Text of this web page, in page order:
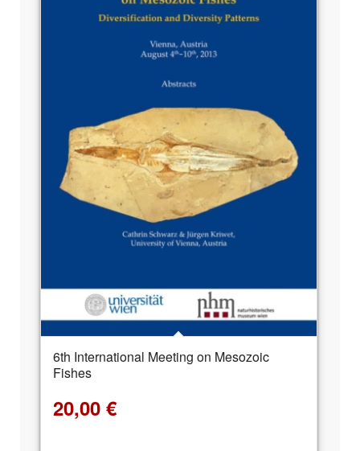
6th International Meeting on Mesozoic
Fishes
20,00 €